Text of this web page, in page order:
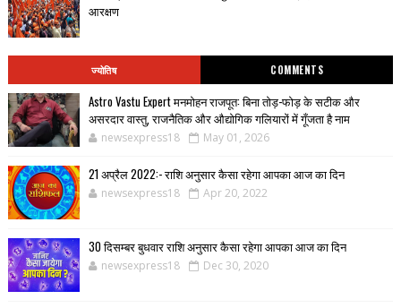
आरक्षण
ज्योतिष COMMENTS
Astro Vastu Expert मनमोहन राजपूत: बिना तोड़-फोड़ के सटीक और
असरदार वास्तु, राजनैतिक और औद्योगिक गलियारों में गूँजता है नाम
newsexpress18 May 01, 2026
21 अप्रैल 2022:- राशि अनुसार कैसा रहेगा आपका आज का दिन
newsexpress18 Apr 20, 2022
30 दिसम्बर बुधवार राशि अनुसार कैसा रहेगा आपका आज का दिन
newsexpress18 Dec 30, 2020